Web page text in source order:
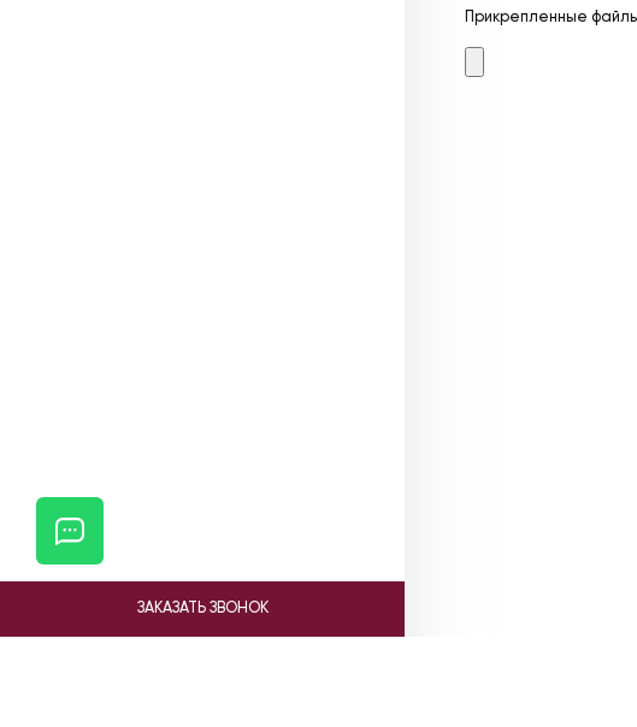
ЗАКАЗАТЬ ЗВОНОК
Прикрепленные